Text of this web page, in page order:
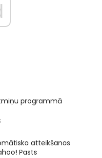
programmā
atteikšanos
Pasts